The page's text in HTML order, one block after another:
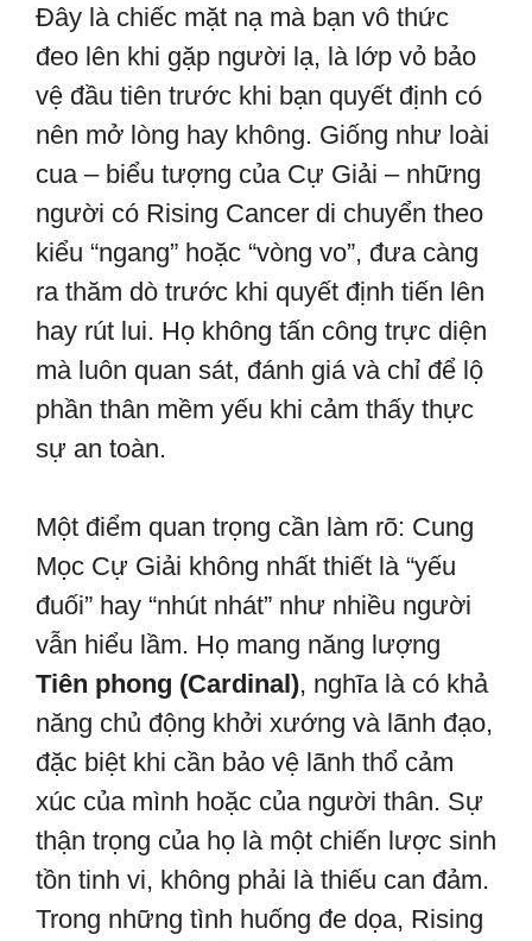
Đây là chiếc mặt nạ mà bạn vô thức
đeo lên khi gặp người lạ, là lớp vỏ bảo
vệ đầu tiên trước khi bạn quyết định có
nên mở lòng hay không. Giống như loài
cua – biểu tượng của Cự Giải – những
người có Rising Cancer di chuyển theo
kiểu “ngang” hoặc “vòng vo”, đưa càng
ra thăm dò trước khi quyết định tiến lên
hay rút lui. Họ không tấn công trực diện
mà luôn quan sát, đánh giá và chỉ để lộ
phần thân mềm yếu khi cảm thấy thực
sự an toàn.
Một điểm quan trọng cần làm rõ: Cung
Mọc Cự Giải không nhất thiết là “yếu
đuối” hay “nhút nhát” như nhiều người
vẫn hiểu lầm. Họ mang năng lượng
Tiên phong (Cardinal), nghĩa là có khả
năng chủ động khởi xướng và lãnh đạo,
đặc biệt khi cần bảo vệ lãnh thổ cảm
xúc của mình hoặc của người thân. Sự
thận trọng của họ là một chiến lược sinh
tồn tinh vi, không phải là thiếu can đảm.
Trong những tình huống đe dọa, Rising